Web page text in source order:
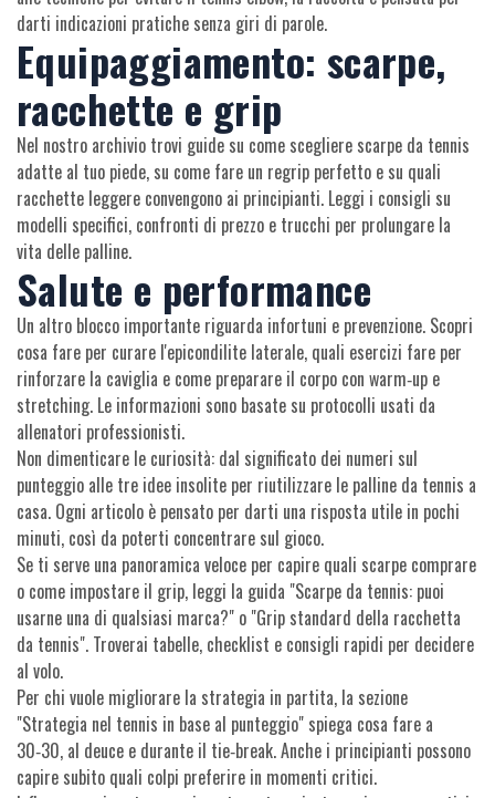
darti indicazioni pratiche senza giri di parole.
Equipaggiamento: scarpe,
racchette e grip
Nel nostro archivio trovi guide su come scegliere scarpe da tennis
adatte al tuo piede, su come fare un regrip perfetto e su quali
racchette leggere convengono ai principianti. Leggi i consigli su
modelli specifici, confronti di prezzo e trucchi per prolungare la
vita delle palline.
Salute e performance
Un altro blocco importante riguarda infortuni e prevenzione. Scopri
cosa fare per curare l'epicondilite laterale, quali esercizi fare per
rinforzare la caviglia e come preparare il corpo con warm‑up e
stretching. Le informazioni sono basate su protocolli usati da
allenatori professionisti.
Non dimenticare le curiosità: dal significato dei numeri sul
punteggio alle tre idee insolite per riutilizzare le palline da tennis a
casa. Ogni articolo è pensato per darti una risposta utile in pochi
minuti, così da poterti concentrare sul gioco.
Se ti serve una panoramica veloce per capire quali scarpe comprare
o come impostare il grip, leggi la guida "Scarpe da tennis: puoi
usarne una di qualsiasi marca?" o "Grip standard della racchetta
da tennis". Troverai tabelle, checklist e consigli rapidi per decidere
al volo.
Per chi vuole migliorare la strategia in partita, la sezione
"Strategia nel tennis in base al punteggio" spiega cosa fare a
30‑30, al deuce e durante il tie‑break. Anche i principianti possono
capire subito quali colpi preferire in momenti critici.